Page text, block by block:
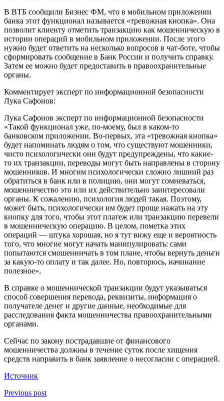
В ВТБ сообщили Бизнес ФМ, что в мобильном приложении
банка этот функционал называется «тревожная кнопка». Она
позволит клиенту отметить транзакцию как мошенническую в
истории операций в мобильном приложении. После этого
нужно будет ответить на несколько вопросов в чат-боте, чтобы
сформировать сообщение в Банк России и получить справку.
Затем ее можно будет предоставить в правоохранительные
органы.
Комментирует эксперт по информационной безопасности
Лука Сафонов:
Лука Сафонов эксперт по информационной безопасности
«Такой функционал уже, по-моему, был в каком-то
банковском приложении. Во-первых, эта «тревожная кнопка»
будет напоминать людям о том, что существуют мошенники,
чисто психологически они будут предупреждены, что какие-
то их транзакции, переводы могут быть направлены в сторону
мошенников. И многим психологически сложно лишний раз
обратиться в банк или в полицию, они могут сомневаться,
мошенничество это или их действительно заинтересовали
органы. К сожалению, психология людей такая. Поэтому,
может быть, психологически им будет проще нажать на эту
кнопку для того, чтобы этот платеж или транзакцию перевели
в мошенническую операцию. В целом, пометка этих
операций — штука хорошая, но я тут вижу еще и вероятность
того, что многие могут начать манипулировать: сами
попытаются смошенничать в том плане, чтобы вернуть деньги
за какую-то оплату и так далее. Но, повторюсь, начинание
полезное».
В справке о мошеннической транзакции будут указываться
способ совершения перевода, реквизиты, информация о
получателе денег и другие данные, необходимые для
расследования факта мошенничества правоохранительными
органами.
Сейчас по закону пострадавшие от финансового
мошенничества должны в течение суток после хищения
средств направить в банк заявление о несогласии с операцией.
Источник
Previous post